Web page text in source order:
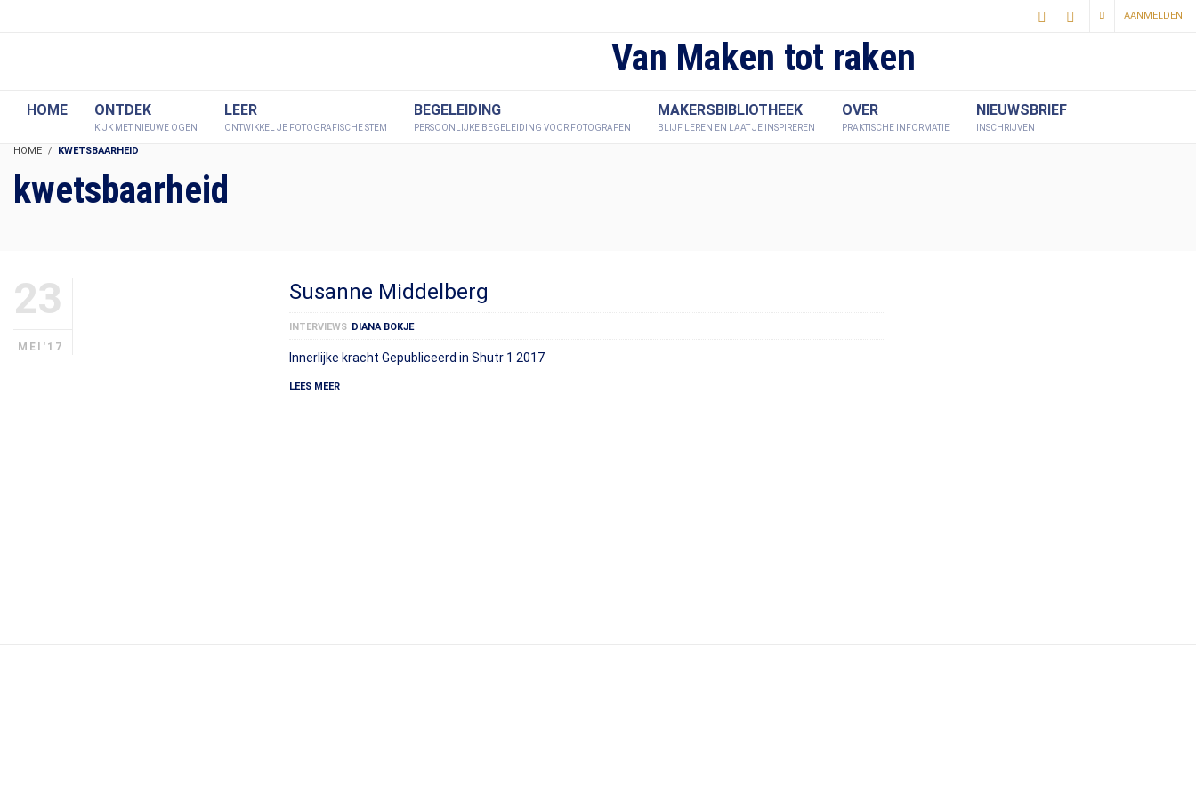
AANMELDEN
Van Maken tot raken
HOME ONTDEK
KIJK MET NIEUWE OGEN
LEER
ONTWIKKEL JE FOTOGRAFISCHE STEM
BEGELEIDING
PERSOONLIJKE BEGELEIDING VOOR FOTOGRAFEN
MAKERSBIBLIOTHEEK
BLIJF LEREN EN LAAT JE INSPIREREN
OVER
PRAKTISCHE INFORMATIE
NIEUWSBRIEF
INSCHRIJVEN
HOME KWETSBAARHEID
kwetsbaarheid
23
MEI'17
Susanne Middelberg
INTERVIEWS DIANA BOKJE
Innerlijke kracht Gepubliceerd in Shutr 1 2017
LEES MEER